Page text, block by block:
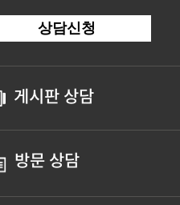
상담신청
게시판 상담
방문 상담